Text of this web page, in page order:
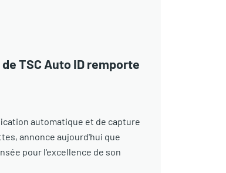
TSC Auto ID remporte
automatique et de capture
annonce aujourd'hui que
pour l'excellence de son